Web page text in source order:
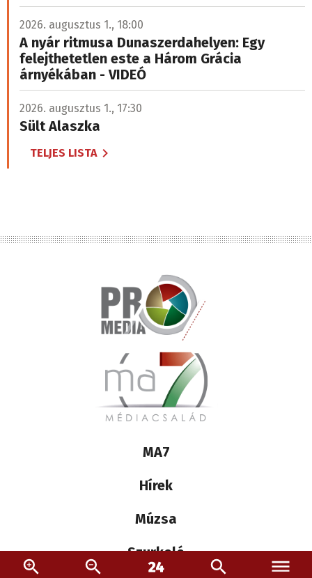
2026. augusztus 1., 18:00
A nyár ritmusa Dunaszerdahelyen: Egy
felejthetetlen este a Három Grácia
árnyékában - VIDEÓ
2026. augusztus 1., 17:30
Sült Alaszka
TELJES LISTA
Lábléc
médiacsalád
MA7
Hírek
Múzsa
Szurkoló